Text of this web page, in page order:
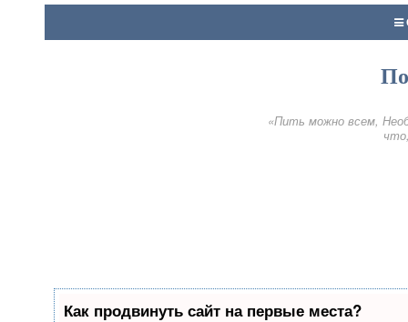
«Пить можно всем,
Как продвинуть сайт на первые места?